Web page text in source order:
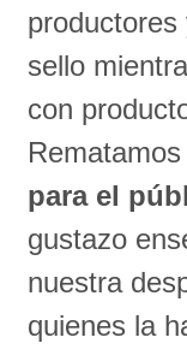
productores
sello
con
para el
gustazo
nuestra
quienes la